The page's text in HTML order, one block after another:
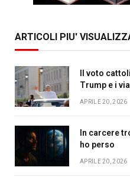
ARTICOLI PIU'
Il voto
Trump e i
APRILE 20, 2026
In carcere
ho perso
APRILE 20, 2026